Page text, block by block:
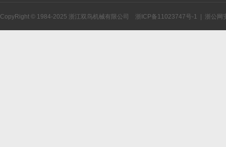
CopyRight © 1984-2025 浙江双鸟机械有限公司 浙ICP备11023747号-1 浙公网